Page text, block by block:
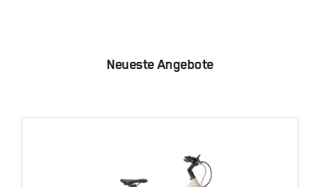
Neueste Angebote